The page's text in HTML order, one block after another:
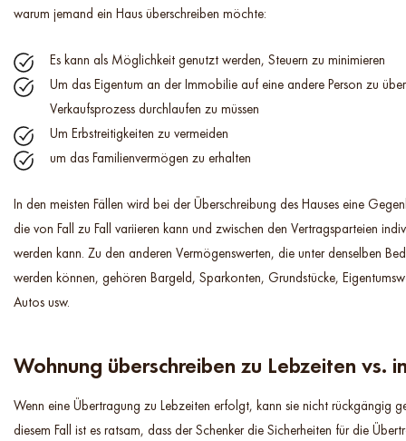
warum jemand ein Haus überschreiben möchte:
Es kann als Möglichkeit genutzt werden, Steuern zu minimieren
Um das Eigentum an der Immobilie auf eine andere Person zu
Verkaufsprozess durchlaufen zu müssen
Um Erbstreitigkeiten zu vermeiden
um das Familienvermögen zu erhalten
In den meisten Fällen wird bei der Überschreibung des Hauses eine
die von Fall zu Fall variieren kann und zwischen den Vertragsparteien
werden kann. Zu den anderen Vermögenswerten, die unter denselben
werden können, gehören Bargeld, Sparkonten, Grundstücke,
Autos usw.
Wohnung überschreiben zu Lebzeiten vs.
Wenn eine Übertragung zu Lebzeiten erfolgt, kann sie nicht rückgängig
diesem Fall ist es ratsam, dass der Schenker die Sicherheiten für die